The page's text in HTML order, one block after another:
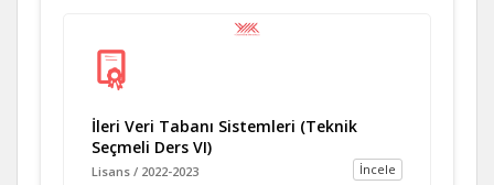
İleri Veri Tabanı Sistemleri (Teknik
Seçmeli Ders VI)
İncele
Lisans / 2022-2023